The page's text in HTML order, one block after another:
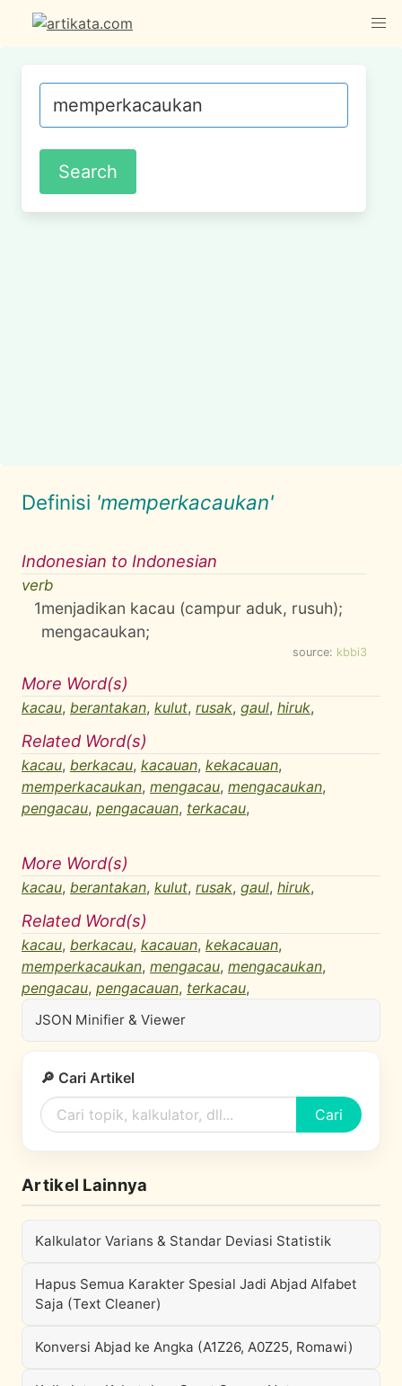
Definisi 'memperkacaukan'
Indonesian to Indonesian
verb
1menjadikan kacau (campur aduk, rusuh);
mengacaukan;
source: kbbi3
More Word(s)
kacau, berantakan, kulut, rusak, gaul, hiruk,
Related Word(s)
kacau, berkacau, kacauan, kekacauan,
memperkacaukan, mengacau, mengacaukan,
pengacau, pengacauan, terkacau,
More Word(s)
kacau, berantakan, kulut, rusak, gaul, hiruk,
Related Word(s)
kacau, berkacau, kacauan, kekacauan,
memperkacaukan, mengacau, mengacaukan,
pengacau, pengacauan, terkacau,
JSON Minifier & Viewer
🔎 Cari Artikel
Cari
Artikel Lainnya
Kalkulator Varians & Standar Deviasi Statistik
Hapus Semua Karakter Spesial Jadi Abjad Alfabet
Saja (Text Cleaner)
Konversi Abjad ke Angka (A1Z26, A0Z25, Romawi)